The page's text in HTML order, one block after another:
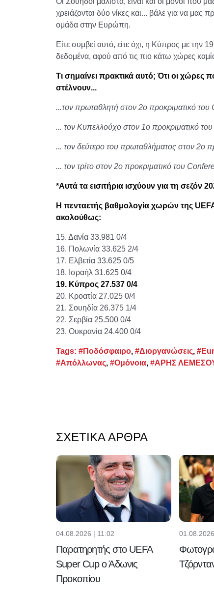
χρειάζονται δύο νίκες και... βάλε για να μας
ομάδα στην Ευρώπη.
Είτε συμβεί αυτό, είτε όχι, η Κύπρος με την
δεδομένα, αφού από τις πιο κάτω χώρες
Τι σημαίνει πρακτικά αυτό; Ότι οι χώρες
στέλνουν...
...τον πρωταθλητή στον 2ο προκριματικό
... τον Κυπελλούχο στον 1ο προκριματικό
... τον δεύτερο του πρωταθλήματος στον 2ο
... τον τρίτο στον 2ο προκριματικό του
*Αυτά τα εισιτήρια ισχύουν για τη σεζόν
Η πενταετής βαθμολογία χωρών της
ακολούθως:
15. Δανία 33.981 0/4
16. Πολωνία 33.625 2/4
17. Ελβετία 33.625 0/5
18. Ισραήλ 31.625 0/4
19. Κύπρος 27.537 0/4
20. Κροατία 27.025 0/4
21. Σουηδία 26.375 1/4
22. Σερβία 25.500 0/4
23. Ουκρανία 24.400 0/4
Tags: #Ποδόσφαιρο, #Διοργανώσεις,
#Απόλλωνας, #Ομόνοια, #ΑΡΗΣ
ΣΧΕΤΙΚΆ ΆΡΘΡΑ
04.08.2026 | 11:02
Παρατηρητής στο UEFA
Super Cup ο Άδωνις
Προκοπίου